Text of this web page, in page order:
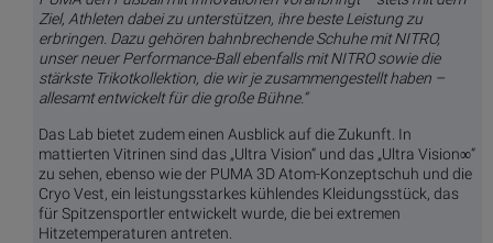
Ziel, Athleten dabei zu unterstützen, ihre beste Leistung zu
erbringen. Dazu gehören bahnbrechende Schuhe mit NITRO,
unser neuer Performance-Ball ebenfalls mit NITRO sowie die
stärkste Trikotkollektion, die wir je zusammengestellt haben –
allesamt entwickelt für die große Bühne.“
Das Lab bietet zudem einen Ausblick auf die Zukunft. In
mattierten Vitrinen sind das „Ultra Vision“ und das „Ultra Vision∞“
zu sehen, ebenso wie der PUMA 3D Atom-Konzeptschuh und die
Cryo Vest, ein leistungsstarkes kühlendes Kleidungsstück, das
für Spitzensportler entwickelt wurde, die bei extremen
Hitzetemperaturen antreten.